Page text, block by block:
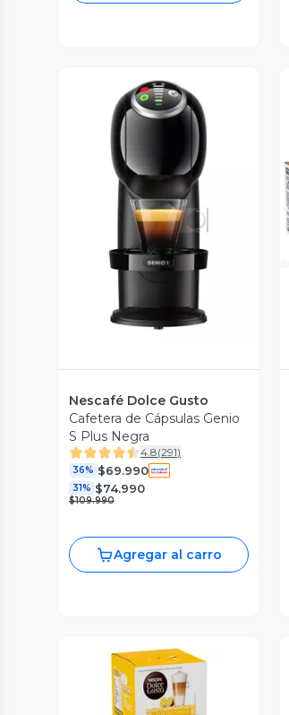
Vista Previa
Nescafé Dolce Gusto
Cafetera de Cápsulas Genio
S Plus Negra
4.8(291)
36% $69.990
31% $74.990
$109.990
Agregar al carro